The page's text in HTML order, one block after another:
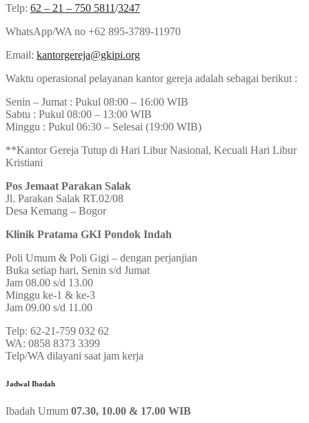
Telp: 62 – 21 – 750 5811/3247
WhatsApp/WA no +62 895-3789-11970
Email: kantorgereja@gkipi.org
Waktu operasional pelayanan kantor gereja adalah sebagai berikut :
Senin – Jumat : Pukul 08:00 – 16:00 WIB
Sabtu : Pukul 08:00 – 13:00 WIB
Minggu : Pukul 06:30 – Selesai (19:00 WIB)
**Kantor Gereja Tutup di Hari Libur Nasional, Kecuali Hari Libur
Kristiani
Pos Jemaat Parakan Salak
Jl. Parakan Salak RT.02/08
Desa Kemang – Bogor
Klinik Pratama GKI Pondok Indah
Poli Umum & Poli Gigi – dengan perjanjian
Buka setiap hari, Senin s/d Jumat
Jam 08.00 s/d 13.00
Minggu ke-1 & ke-3
Jam 09.00 s/d 11.00
Telp: 62-21-759 032 62
WA: 0858 8373 3399
Telp/WA dilayani saat jam kerja
Jadwal Ibadah
Ibadah Umum 07.30, 10.00 & 17.00 WIB